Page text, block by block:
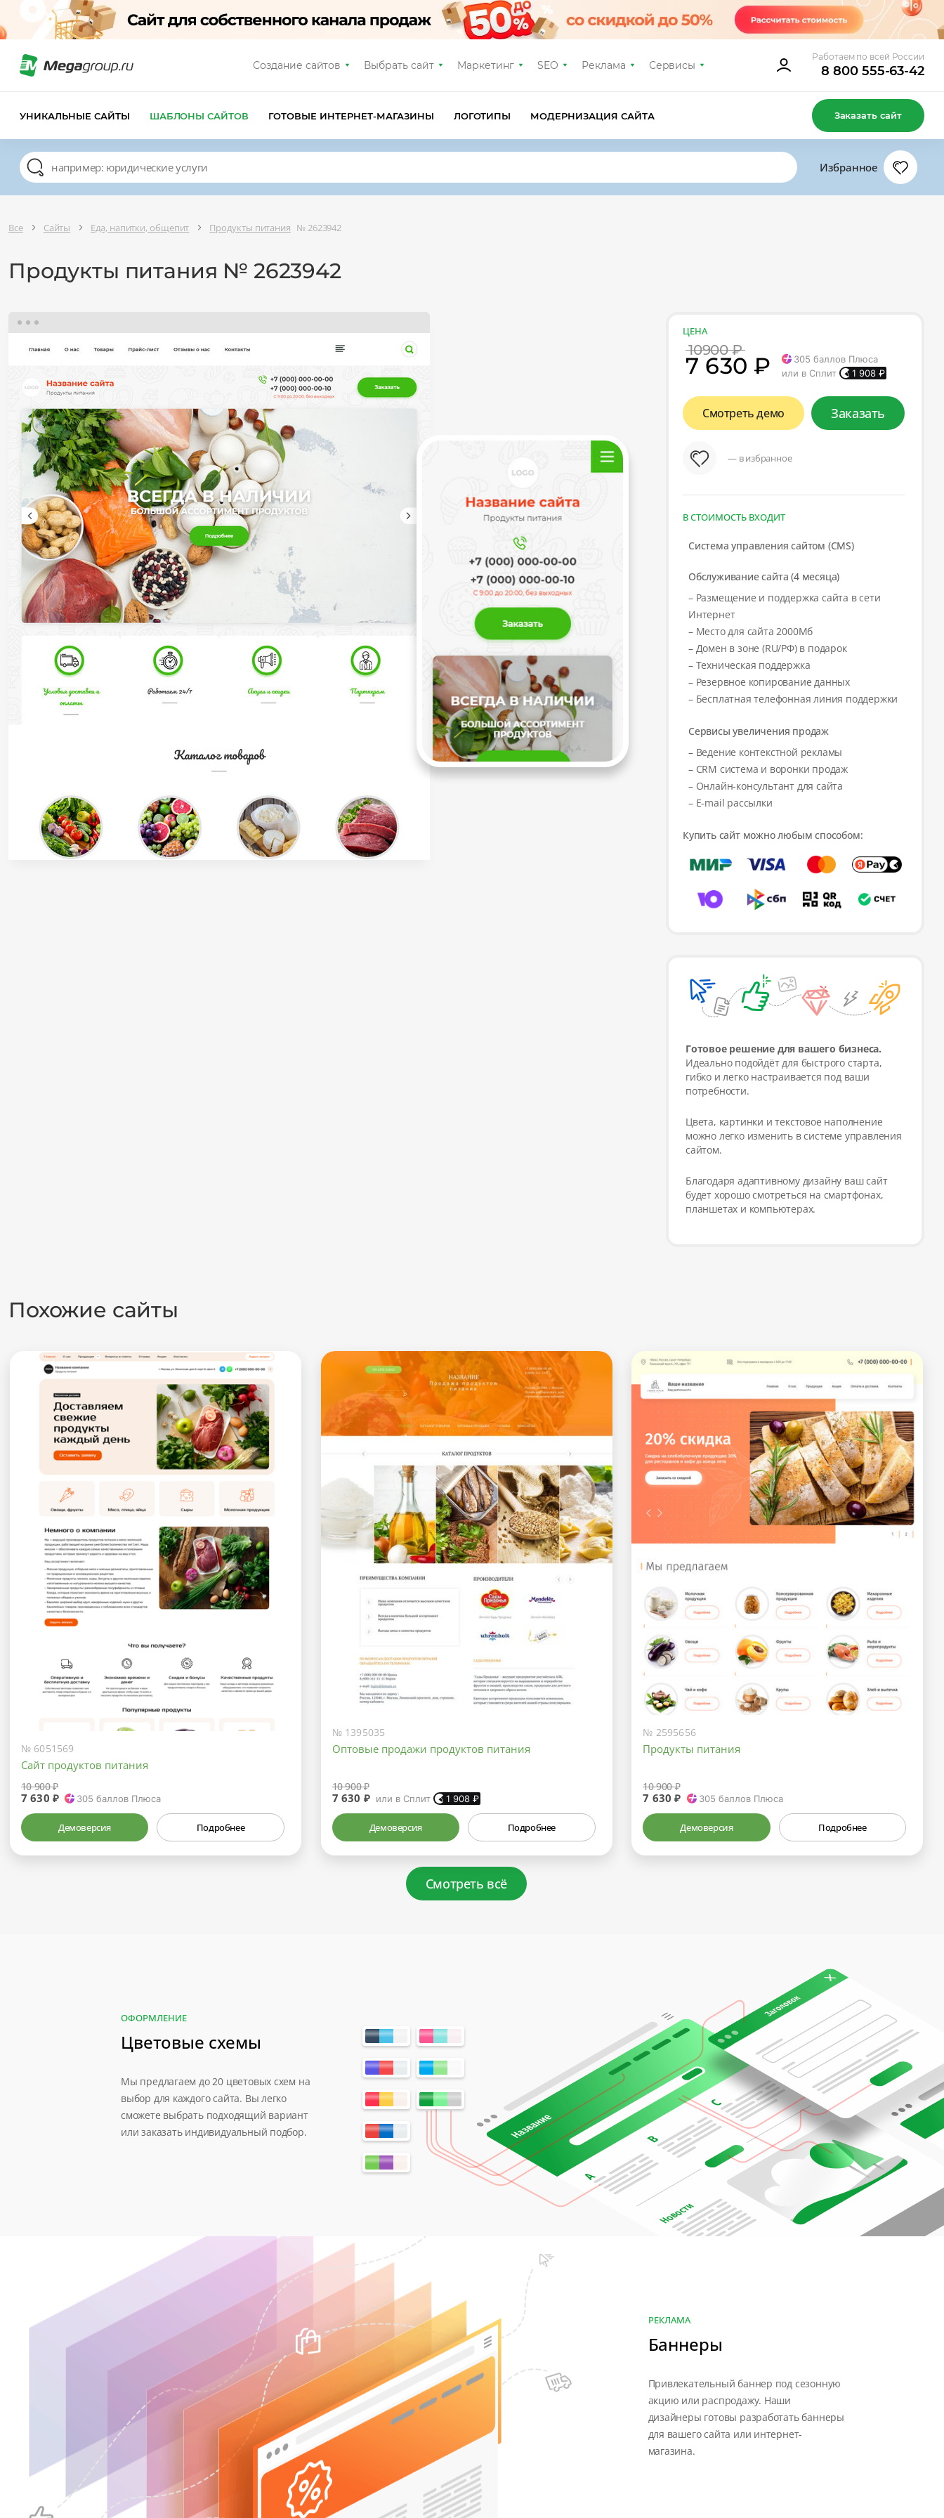
Создание сайтов Выбрать сайт Маркетинг SEO Реклама Сервисы
Работаем по всей России
8 800 555-63-42
УНИКАЛЬНЫЕ САЙТЫ ШАБЛОНЫ САЙТОВ ГОТОВЫЕ ИНТЕРНЕТ-МАГАЗИНЫ ЛОГОТИПЫ МОДЕРНИЗАЦИЯ САЙТА Заказать сайт
Избранное
Все Сайты Еда, напитки, общепит Продукты питания № 2623942
Продукты питания № 2623942
ЦЕНА
10900 ₽
7 630 ₽ 305 баллов Плюса
или в Сплит
1 908 ₽
Смотреть демо Заказать
— в избранное
В СТОИМОСТЬ ВХОДИТ
Система управления сайтом (CMS)
Обслуживание сайта (4 месяца)
– Размещение и поддержка сайта в сети
Интернет
– Место для сайта 2000Мб
– Домен в зоне (RU/РФ) в подарок
– Техническая поддержка
– Резервное копирование данных
– Бесплатная телефонная линия поддержки
Сервисы увеличения продаж
– Ведение контекстной рекламы
– CRM система и воронки продаж
– Онлайн-консультант для сайта
– E-mail рассылки
Купить сайт можно любым способом:
Готовое решение для вашего бизнеса.
Идеально подойдёт для быстрого старта,
гибко и легко настраивается под ваши
потребности.
Цвета, картинки и текстовое наполнение
можно легко изменить в системе управления
сайтом.
Благодаря адаптивному дизайну ваш сайт
будет хорошо смотреться на смартфонах,
планшетах и компьютерах.
Похожие сайты
№ 6051569
Сайт продуктов питания
10 900 ₽
7 630 ₽ 305 баллов Плюса
Демоверсия Подробнее
№ 1395035
Оптовые продажи продуктов питания
10 900 ₽
7 630 ₽ или в Сплит 1 908₽
Демоверсия Подробнее
№ 2595656
Продукты питания
10 900 ₽
7 630 ₽ 305 баллов Плюса
Демоверсия Подробнее
Смотреть всё
ОФОРМЛЕНИЕ
Цветовые схемы
Мы предлагаем до 20 цветовых схем на
выбор для каждого сайта. Вы легко
сможете выбрать подходящий вариант
или заказать индивидуальный подбор.
РЕКЛАМА
Баннеры
Привлекательный баннер под сезонную
акцию или распродажу. Наши
дизайнеры готовы разработать баннеры
для вашего сайта или интернет-
магазина.